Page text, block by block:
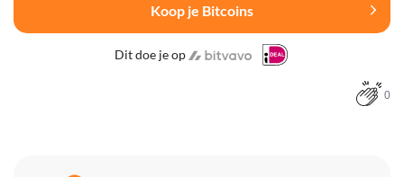
Koop je Bitcoins
Dit doe je op
0